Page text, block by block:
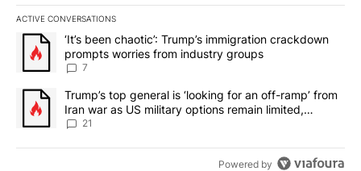
ACTIVE CONVERSATIONS
The following is a list of the most commented articles in the last
A trending article titled "‘It’s been chaotic’: Trump’s
‘It’s been chaotic’: Trump’s immigration crackdown
prompts worries from industry groups
7
A trending article titled "Trump’s top general is ‘looking for an
Trump’s top general is ‘looking for an off-ramp’ from
Iran war as US military options remain limited,
sources say
21
Powered by